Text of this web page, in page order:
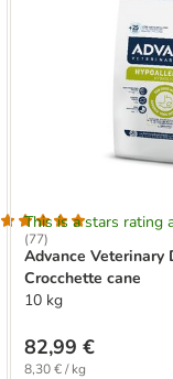
This is a stars rating
(77)
Advance Veterinary
Crocchette cane
10 kg
82,99 €
8,30 € / kg